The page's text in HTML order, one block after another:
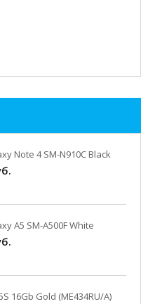
Note 4 SM-N910C Black
A5 SM-A500F White
16Gb Gold (ME434RU/A)